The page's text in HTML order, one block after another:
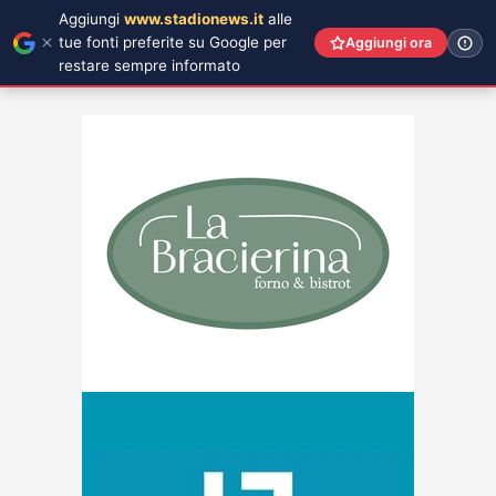
Aggiungi www.stadionews.it alle
tue fonti preferite su Google per
restare sempre informato
Aggiungi ora